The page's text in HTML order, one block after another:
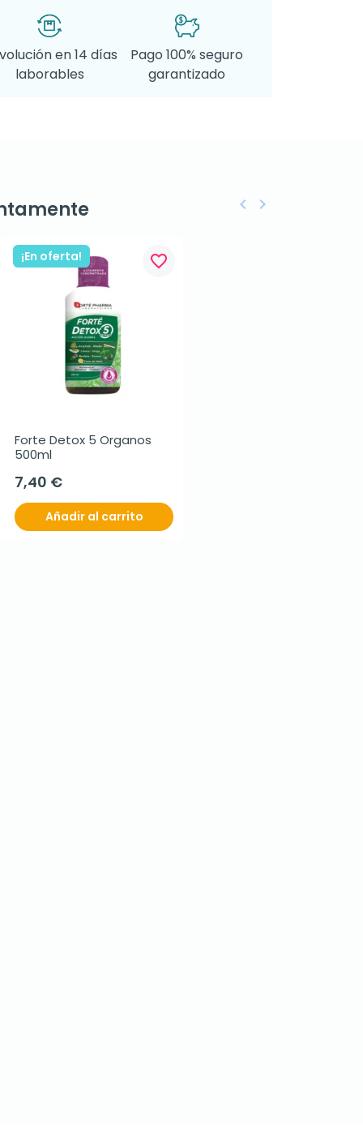
en 14 días
laborables
Pago 100% seguro
garantizado
¡En oferta! favorite_border
Forte Detox 5 Organos
500ml
7,40 €
Añadir al carrito
Anterior
keyboard_arrow_left Siguiente
keyboard_arrow_right